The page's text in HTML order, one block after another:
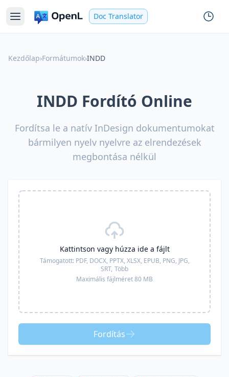
Doc Translator
Kezdőlap›Formátumok›INDD
INDD Fordító Online
Fordítsa le a natív InDesign dokumentumokat
bármilyen nyelv nyelvre az elrendezések
megbontása nélkül
Kattintson vagy húzza ide a fájlt
Támogatott: PDF, DOCX, PPTX, XLSX, EPUB, PNG, JPG,
SRT, Több
Maximális fájlméret 80 MB
Fordítás